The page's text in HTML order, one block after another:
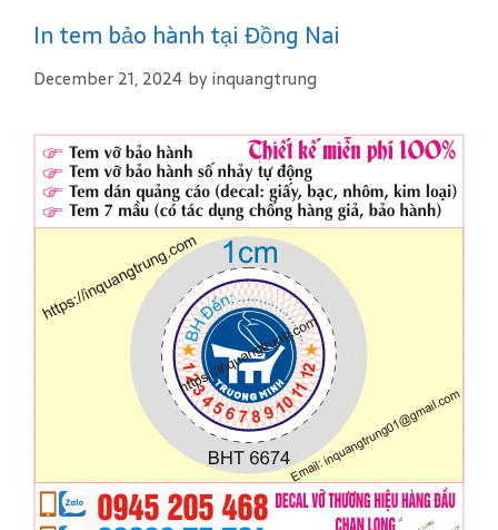
In tem bảo hành tại Đồng Nai
December 21, 2024 by inquangtrung